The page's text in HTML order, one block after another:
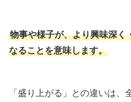
物事や様子が、より興味深く
なることを意味します。
「盛り上がる」との違いは、